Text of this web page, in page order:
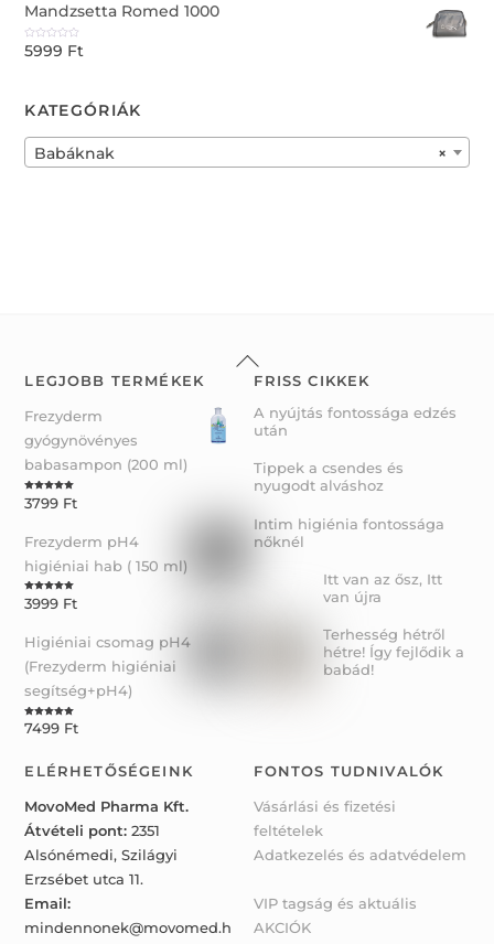
d
0
o
u
t
o
Mandzsetta Romed 1000
R
a
o
u
o
5999 Ft
KATEGÓRIÁK
×
Babáknak
Back
To
LEGJOBB TERMÉKEK
Frezyderm
gyógynövényes
babasampon (200 ml)
Rated5.00
out of 5
3799 Ft
Frezyderm pH4
higiéniai hab ( 150 ml)
Rated5.00
out of 5
3999 Ft
Higiéniai csomag pH4
(Frezyderm higiéniai
segítség+pH4)
Rated5.00
out of 5
7499 Ft
FRISS CIKKEK
A nyújtás fontossága edzés
után
Tippek a csendes és
nyugodt alváshoz
Intim higiénia fontossága
nőknél
Itt van az ősz, Itt
van újra
Terhesség hétről
hétre! Így fejlődik a
babád!
ELÉRHETŐSÉGEINK
MovoMed Pharma Kft.
Átvételi pont: 2351
Alsónémedi, Szilágyi
Erzsébet utca 11.
Email:
mindennonek@movomed.h
FONTOS TUDNIVALÓK
Vásárlási és fizetési
feltételek
Adatkezelés és adatvédelem
VIP tagság és aktuális
AKCIÓK